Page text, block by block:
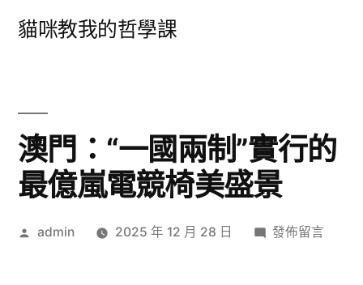
貓咪教我的哲學課
澳門：“一國兩制”實行的
最億嵐電競椅美盛景
作
admin 2025 年 12 月 28 日
在
發佈留言